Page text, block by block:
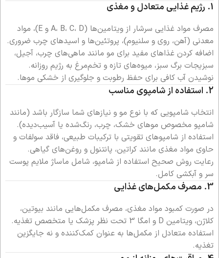
1. رژیم غذایی متعادل و مغذی
مصرف مواد غذایی سرشار از ویتامین‌ها (A، B، C، D و E)، مواد
معدنی (آهن، روی و سلنیوم)، پروتئین‌ها و اسیدهای چرب ضروری.
اضافه کردن غذاهای مفید برای مو مانند ماهی‌های چرب، آجیل،
سبزیجات برگ سبز، میوه‌های تازه و تخم‌مرغ به رژیم روزانه.
نوشیدن آب کافی برای حفظ رطوبت و جلوگیری از خشکی موها.
2. استفاده از شامپوی مناسب
انتخاب شامپویی که با نوع مو و نیازهای شما سازگار باشد (مانند
شامپو مخصوص موهای خشک، چرب، رنگ‌شده یا آسیب‌دیده).
استفاده از شامپوهای تقویتی با ترکیبات طبیعی، فاقد سولفات و
حاوی مواد مغذی مانند کراتین، پانتنول و روغن‌های گیاهی.
رعایت روش صحیح استفاده از شامپو، شامل ماساژ ملایم پوست
سر و آبکشی کامل.
3. مصرف مکمل‌های غذایی
در صورت کمبود مواد مغذی، مصرف مکمل‌هایی مانند بیوتین،
کلاژن، ویتامین D و امگا 3 تحت نظر پزشک یا متخصص تغذیه.
استفاده متعادل از مکمل‌ها به عنوان کمک‌کننده و نه جایگزین
تغذیه.